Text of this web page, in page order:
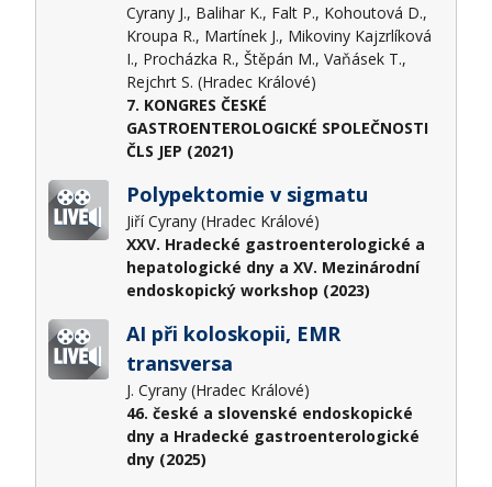
Cyrany J., Balihar K., Falt P., Kohoutová D.,
Kroupa R., Martínek J., Mikoviny Kajzrlíková
I., Procházka R., Štěpán M., Vaňásek T.,
Rejchrt S. (Hradec Králové)
7. KONGRES ČESKÉ
GASTROENTEROLOGICKÉ SPOLEČNOSTI
ČLS JEP (2021)
Polypektomie v sigmatu
Jiří Cyrany (Hradec Králové)
XXV. Hradecké gastroenterologické a
hepatologické dny a XV. Mezinárodní
endoskopický workshop (2023)
AI při koloskopii, EMR
transversa
J. Cyrany (Hradec Králové)
46. české a slovenské endoskopické
dny a Hradecké gastroenterologické
dny (2025)